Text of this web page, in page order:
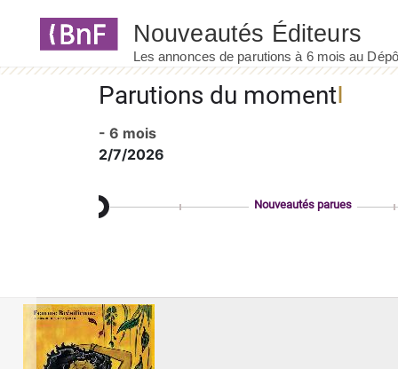
Parutions du moment
- 6 mois
2/7/2026
Nouveautés parues